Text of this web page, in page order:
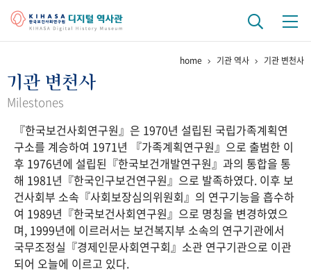
걸어온 길 기관 변천사
연구 역사
정책과 연구 키워드로 보는 연구 역사
연구자들
간행물 변천사
기록물 아카이브
사진 아카이브 문서 기록물 행정박물 영상 기록물
home 기관 역사 기관 변천사
기관 변천사
Milestones
『한국보건사회연구원』은 1970년 설립된 국립가족계획연
구소를 계승하여 1971년 『가족계획연구원』으로 출범한 이
후 1976년에 설립된『한국보건개발연구원』과의 통합을 통
해 1981년『한국인구보건연구원』으로 발족하였다. 이후 보
건사회부 소속『사회보장심의위원회』의 연구기능을 흡수하
여 1989년『한국보건사회연구원』으로 명칭을 변경하였으
며, 1999년에 이르러서는 보건복지부 소속의 연구기관에서
국무조정실『경제인문사회연구회』소관 연구기관으로 이관
되어 오늘에 이르고 있다.